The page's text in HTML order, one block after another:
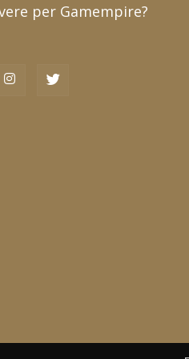
per Gamempire?